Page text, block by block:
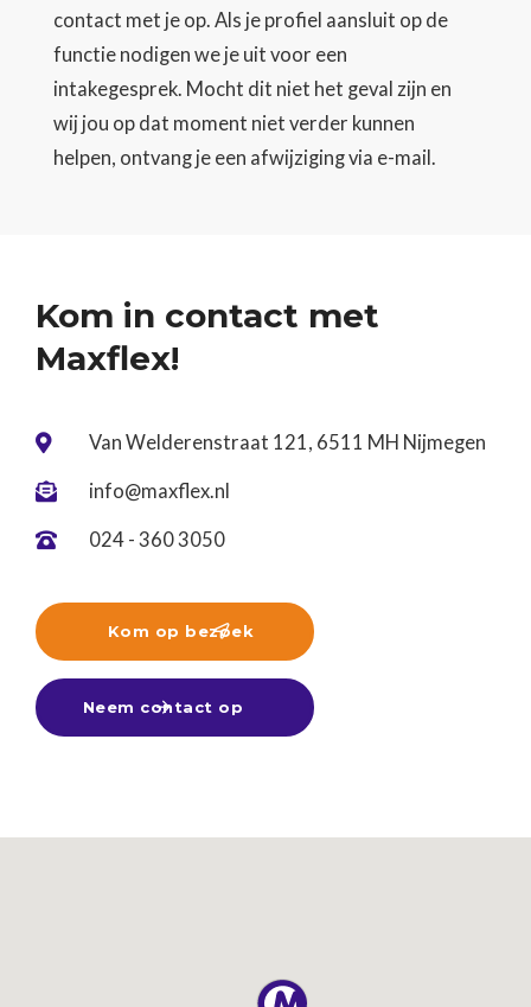
contact met je op. Als je profiel aansluit op de
functie nodigen we je uit voor een
intakegesprek. Mocht dit niet het geval zijn en
wij jou op dat moment niet verder kunnen
helpen, ontvang je een afwijziging via e-mail.
Kom in contact met
Maxflex!
 Van Welderenstraat 121, 6511 MH Nijmegen
 info@maxflex.nl
 024 - 360 3050

Kom op bezoek
Neem contact op
